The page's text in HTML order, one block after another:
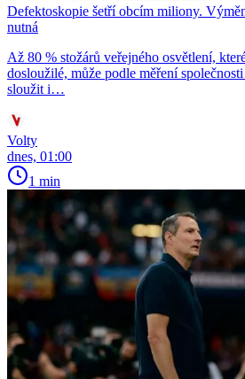
Defektoskopie šetří obcím miliony.
nutná
Až 80 % stožárů veřejného osvětlení,
dosloužilé, může podle měření
sloužit i…
Volty
dnes, 01:00
1 min